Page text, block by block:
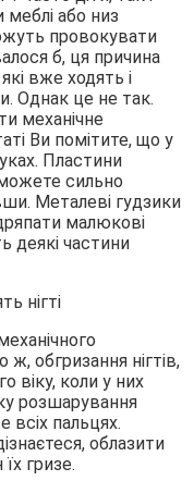
або низ
провокувати
б, ця причина
вже ходять і
Однак це не так.
механічне
Ви помітите, що у
Пластини
сильно
Металеві гудзики
малюкові
деякі частини
обгризання нігтів,
віку, коли у них
розшарування
всіх пальцях.
облазити
гризе.